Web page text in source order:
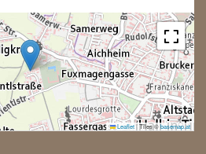
Leaflet|Tiles ©basemap.at